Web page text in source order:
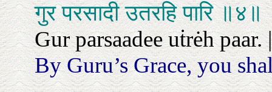
गुर परसादी उतरहि पारि ॥४॥
Gur parsaadee uṫrėh paar.
By Guru’s Grace, you